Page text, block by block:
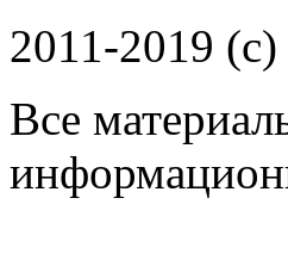
2011-2019
Все